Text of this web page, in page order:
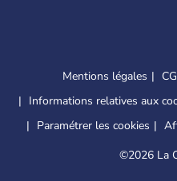
Mentions légales
Informations relatives aux
Paramétrer les cookies
©2026 La